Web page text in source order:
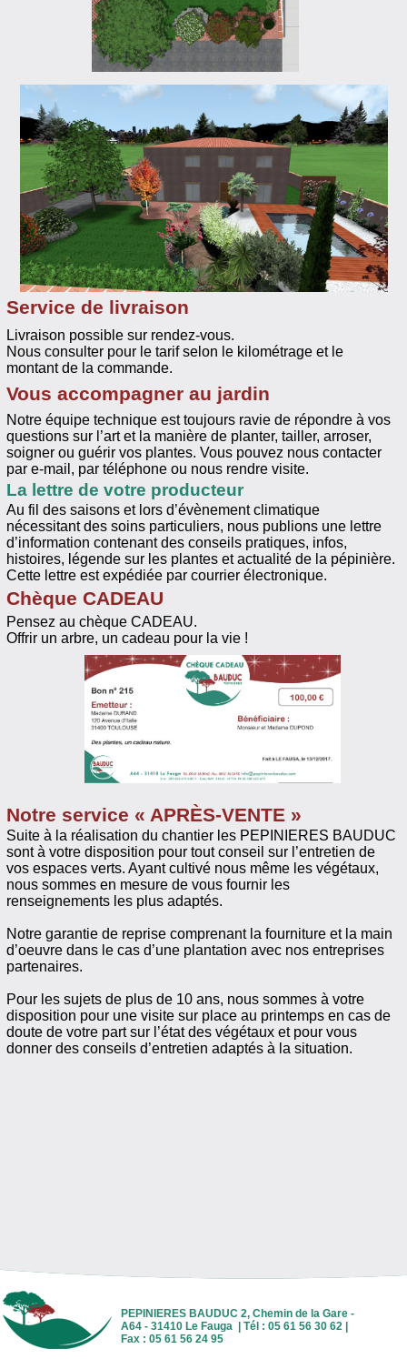
Service de livraison
Livraison possible sur rendez-vous.
Nous consulter pour le tarif selon le kilométrage et le
montant de la commande.
Vous accompagner au jardin
Notre équipe technique est toujours ravie de répondre à vos
questions sur l’art et la manière de planter, tailler, arroser,
soigner ou guérir vos plantes. Vous pouvez nous contacter
par e-mail, par téléphone ou nous rendre visite.
La lettre de votre producteur
Au fil des saisons et lors d’évènement climatique
nécessitant des soins particuliers, nous publions une lettre
d’information contenant des conseils pratiques, infos,
histoires, légende sur les plantes et actualité de la pépinière.
Cette lettre est expédiée par courrier électronique.
Chèque CADEAU
Pensez au chèque CADEAU.
Offrir un arbre, un cadeau pour la vie !
Notre service « APRÈS-VENTE »
Suite à la réalisation du chantier les PEPINIERES BAUDUC
sont à votre disposition pour tout conseil sur l’entretien de
vos espaces verts. Ayant cultivé nous même les végétaux,
nous sommes en mesure de vous fournir les
renseignements les plus adaptés.
Notre garantie de reprise comprenant la fourniture et la main
d’oeuvre dans le cas d’une plantation avec nos entreprises
partenaires.
Pour les sujets de plus de 10 ans, nous sommes à votre
disposition pour une visite sur place au printemps en cas de
doute de votre part sur l’état des végétaux et pour vous
donner des conseils d’entretien adaptés à la situation.
PEPINIERES BAUDUC 2, Chemin de la Gare -
A64 - 31410 Le Fauga | Tél : 05 61 56 30 62 |
Fax : 05 61 56 24 95